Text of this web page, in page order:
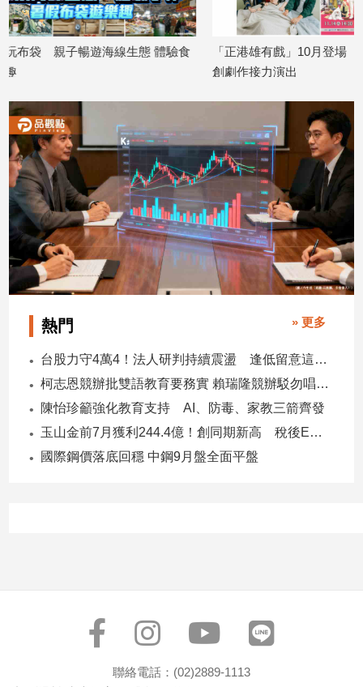
情
藝
術
創
／
電
影
推
薦
科
技/
遊
戲
運
Pet
體驗食
「正港雄有戲」10月登場 三檔高雄原
「高速青
育樂團發表
熱門 » 更多
台股力守4萬4！法人研判持續震盪 逢低留意這些族群
柯志恩競辦批雙語教育要務實 賴瑞隆競辦駁勿唱衰高雄
陳怡珍籲強化教育支持 AI、防毒、家教三箭齊發
玉山金前7月獲利244.4億！創同期新高 稅後EPS自結1.51元
國際鋼價落底回穩 中鋼9月盤全面平盤
聯絡電話：(02)2889-1113